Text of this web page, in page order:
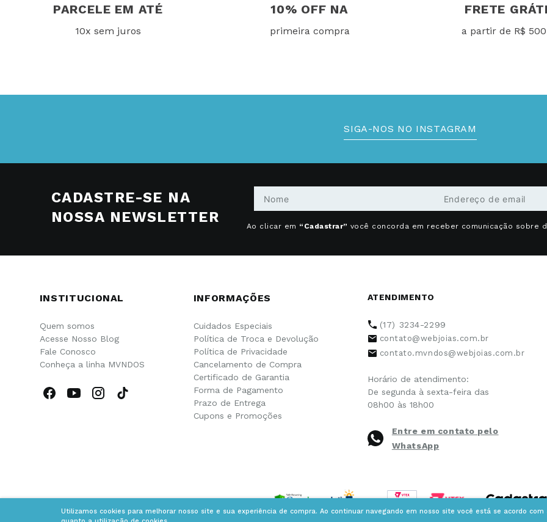
Utilizamos cookies para melhorar nosso site e sua experiência de compra. Ao continuar navegando em nosso site você está se acordo
PARCELE EM ATÉ
10x sem juros
10% OFF NA
primeira compra
FRETE
a partir de R$
SIGA-NOS NO INSTAGRAM
CADASTRE-SE NA
NOSSA NEWSLETTER
Ao clicar em “Cadastrar” você concorda em receber comunicação sobre
INSTITUCIONAL
Quem somos
Acesse Nosso Blog
Fale Conosco
Conheça a linha MVNDOS
INFORMAÇÕES
Cuidados Especiais
Política de Troca e Devolução
Política de Privacidade
Cancelamento de Compra
Certificado de Garantia
Forma de Pagamento
Prazo de Entrega
Cupons e Promoções
ATENDIMENTO
(17) 3234-2299
contato@webjoias.com.br
contato.mvndos@webjoias.com.br
Horário de atendimento:
De segunda à sexta-feira das
08h00 às 18h00
Entre em contato pelo
WhatsApp